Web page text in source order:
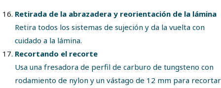
Retirada de la abrazadera y reorientación de la lámina
Retira todos los sistemas de sujeción y da la vuelta con
cuidado a la lámina.
Recortando el recorte
Usa una fresadora de perfil de carburo de tungsteno con
rodamiento de nylon y un vástago de 12 mm para recortar